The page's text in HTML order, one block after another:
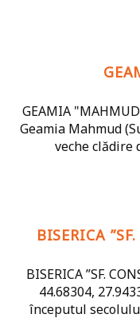
GEAMIA
Geamia Mahmud
veche clădire
BISERICA
BISERICA ”SF.
44.68304,
începutul